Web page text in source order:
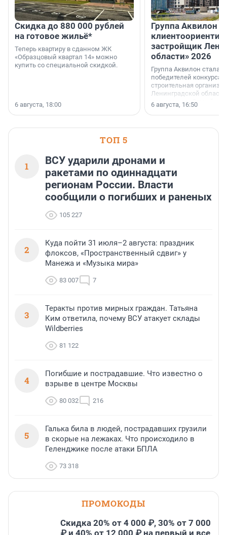
Скидка до 880 000 рублей
на готовое жильё*
Теперь квартиру в сданном ЖК
«Образцовый квартал 14» можно
купить со специальной скидкой.
6 августа, 18:00
Группа Аквилон
застройщик
области» 2026
Группа Аквилон стала
победителей конкурса
строительная
Ленинградской области
номинации «Самый
застройщик
области».
6 августа, 16:50
ТОП 5
1
ВСУ ударили дронами и
ракетами по одиннадцати
регионам России. Власти
сообщили о погибших и раненых
105 227
2
Куда пойти 31 июля–2 августа: праздник
флоксов, «Пространственный сдвиг» у
Манежа и «Музыка мира»
83 007 7
3
Теракты против мирных граждан. Татьяна
Ким ответила, почему ВСУ атакует склады
Wildberries
81 122
4
Погибшие и пострадавшие. Что известно о
взрыве в центре Москвы
80 032 216
5
Галька била в людей, пострадавших грузили
в скорые на лежаках. Что происходило в
Геленджике после атаки БПЛА
73 318
ПРОМОКОДЫ
Скидка 20% от 4 000 ₽, 30% от 7 000